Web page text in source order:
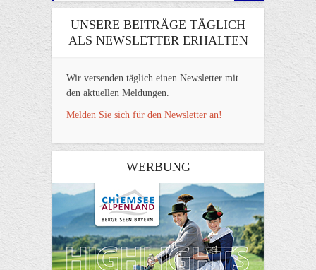
UNSERE BEITRÄGE TÄGLICH
ALS NEWSLETTER ERHALTEN
Wir versenden täglich einen Newsletter mit
den aktuellen Meldungen.
Melden Sie sich für den Newsletter an!
WERBUNG